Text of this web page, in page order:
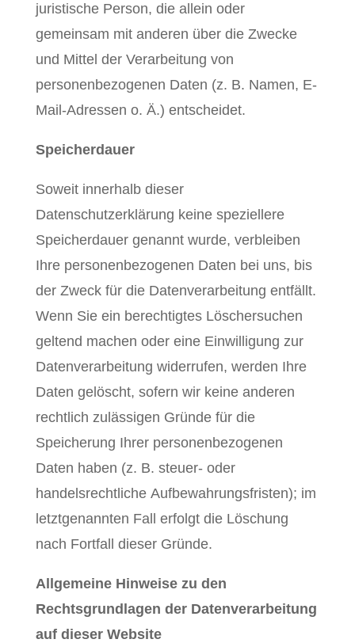
juristische Person, die allein oder
gemeinsam mit anderen über die Zwecke
und Mittel der Verarbeitung von
personenbezogenen Daten (z. B. Namen, E-
Mail-Adressen o. Ä.) entscheidet.
Speicherdauer
Soweit innerhalb dieser
Datenschutzerklärung keine speziellere
Speicherdauer genannt wurde, verbleiben
Ihre personenbezogenen Daten bei uns, bis
der Zweck für die Datenverarbeitung entfällt.
Wenn Sie ein berechtigtes Löschersuchen
geltend machen oder eine Einwilligung zur
Datenverarbeitung widerrufen, werden Ihre
Daten gelöscht, sofern wir keine anderen
rechtlich zulässigen Gründe für die
Speicherung Ihrer personenbezogenen
Daten haben (z. B. steuer- oder
handelsrechtliche Aufbewahrungsfristen); im
letztgenannten Fall erfolgt die Löschung
nach Fortfall dieser Gründe.
Allgemeine Hinweise zu den
Rechtsgrundlagen der Datenverarbeitung
auf dieser Website